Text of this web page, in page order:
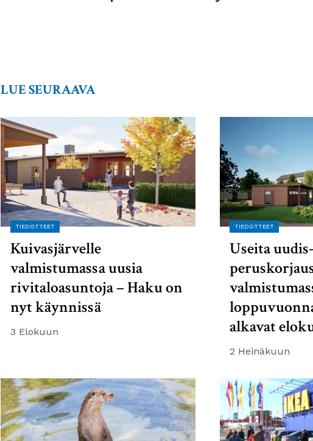
LUE SEURAAVA
TIEDOTTEET
Kuivasjärvelle
valmistumassa uusia
rivitaloasuntoja – Haku on
nyt käynnissä
3 Elokuun
TIEDOTTEET
Useita
alkavat
2 Heinäkuun